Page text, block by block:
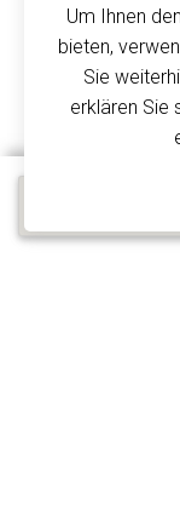
Um Ihnen
bieten,
Sie
erklären Sie